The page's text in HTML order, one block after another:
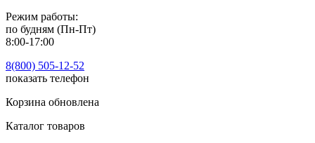
Режим работы:
по будням (Пн-Пт)
8:00-17:00
8(800) 505-12-52
показать телефон
Корзина обновлена
Каталог товаров